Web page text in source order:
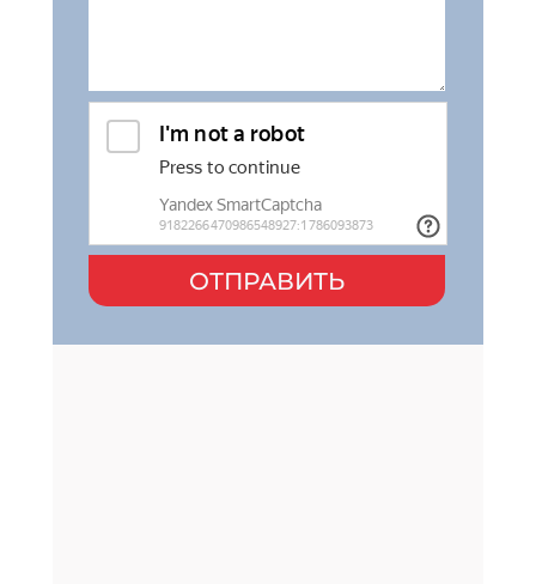
ОТПРАВИТЬ